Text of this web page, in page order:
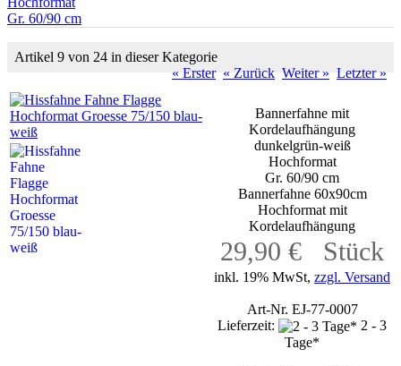
Gr. 60/90 cm
Artikel 9 von 24 in dieser Kategorie
« Erster « Zurück Weiter » Letzter »
Bannerfahne mit
Kordelaufhängung
dunkelgrün-weiß
Hochformat
Gr. 60/90 cm
Bannerfahne 60x90cm
Hochformat mit
Kordelaufhängung
29,90 € Stück
inkl. 19% MwSt, zzgl. Versand
Art-Nr. EJ-77-0007
Lieferzeit:
2 - 3
Tage*